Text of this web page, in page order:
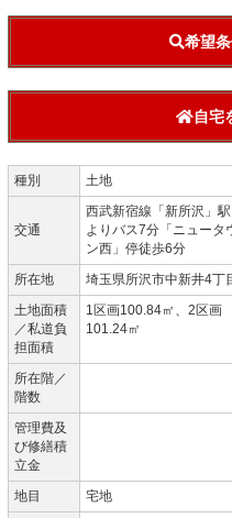
希望
自宅
種別 土地
交通
西武新宿線「新所沢」駅
よりバス7分「ニュータ
ン西」停徒歩6分
所在地 埼玉県所沢市中新井4丁
土地面積
／私道負
担面積
1区画100.84㎡、2区画
101.24㎡
所在階／
階数
管理費及
び修繕積
立金
地目 宅地